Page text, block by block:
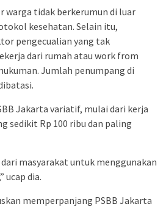
warga tidak berkerumun di luar
kesehatan. Selain itu,
pengecualian yang tak
dari rumah atau work from
Jumlah penumpang di
Jakarta variatif, mulai dari kerja
sedikit Rp 100 ribu dan paling
masyarakat untuk menggunakan
ucap dia.
memperpanjang PSBB Jakarta